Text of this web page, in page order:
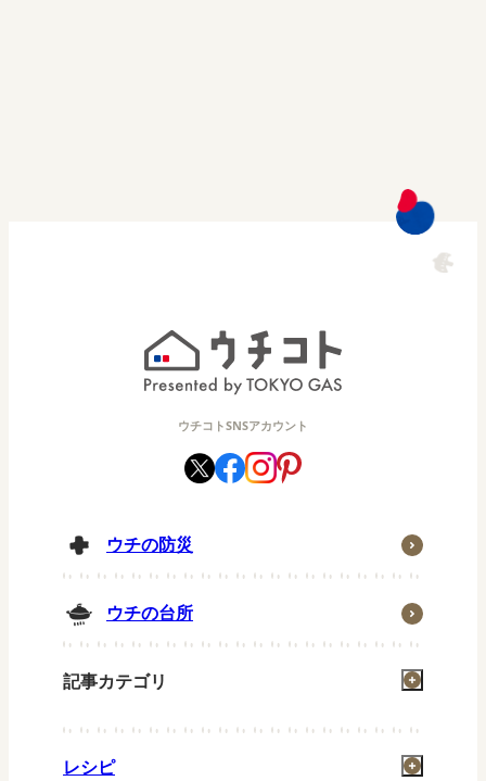
ウチコトSNSアカウント
ウチの防災
ウチの台所
記事カテゴリ
掃除
レシピ